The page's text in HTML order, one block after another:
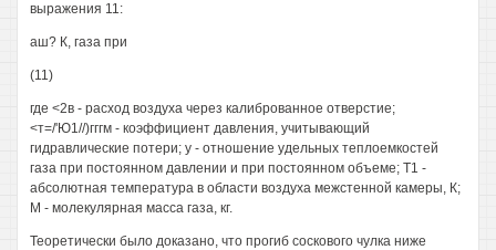
выражения 11:
аш? К, газа при
(11)
где <2в - расход воздуха через калиброванное отверстие;
<т=/'Ю1//)гггм - коэффициент давления, учитывающий
гидравлические потери; у - отношение удельных теплоемкостей
газа при постоянном давлении и при постоянном объеме; Т1 -
абсолютная температура в области воздуха межстенной камеры, К;
М - молекулярная масса газа, кг.
Теоретически было доказано, что прогиб соскового чулка ниже